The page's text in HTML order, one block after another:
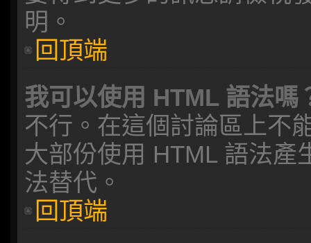
明。
回頂端
我可以使用 HTML 語法嗎
不行。在這個討論區上不
大部份使用 HTML 語法產
法替代。
回頂端